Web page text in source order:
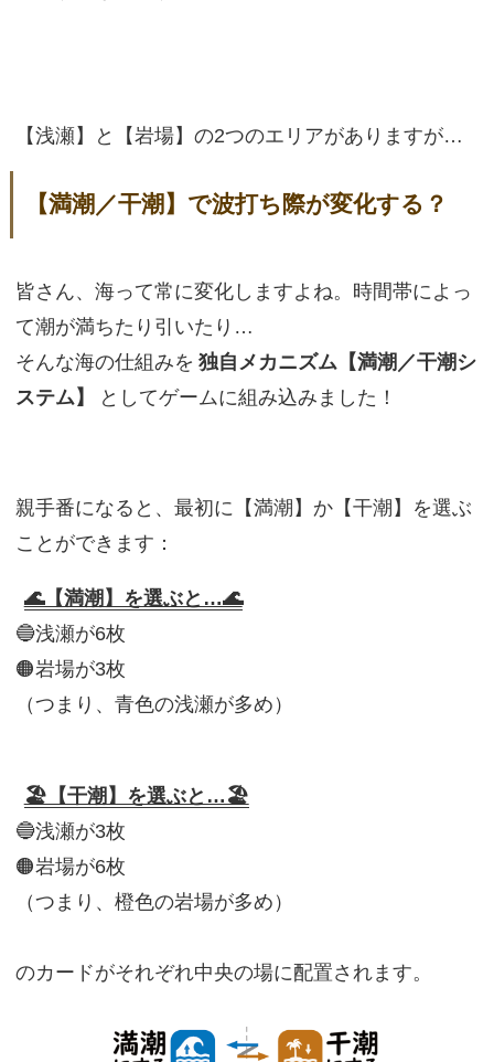
【浅瀬】と【岩場】の2つのエリアがありますが…
【満潮／干潮】で波打ち際が変化する？
皆さん、海って常に変化しますよね。時間帯によっ
て潮が満ちたり引いたり…
そんな海の仕組みを 独自メカニズム【満潮／干潮シ
ステム】
としてゲームに組み込みました！
親手番になると、最初に【満潮】か【干潮】を選ぶ
ことができます：
🌊【満潮】を選ぶと…🌊
🔵浅瀬が6枚
🟠岩場が3枚
（つまり、青色の浅瀬が多め）
🏖️【干潮】を選ぶと…🏖️
🔵浅瀬が3枚
🟠岩場が6枚
（つまり、橙色の岩場が多め）
のカードがそれぞれ中央の場に配置されます。